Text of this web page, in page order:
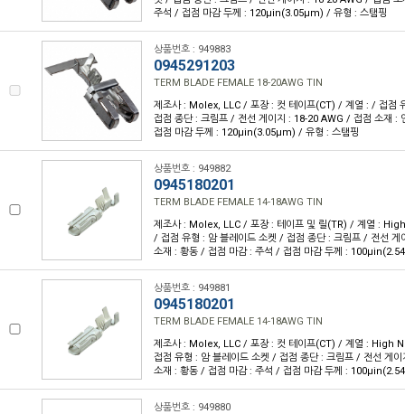
주석 / 접점 마감 두께 : 120µin(3.05µm) / 유형 : 스탬핑
상품번호 : 949883
0945291203
TERM BLADE FEMALE 18-20AWG TIN
제조사 : Molex, LLC / 포장 : 컷 테이프(CT) / 계열 : / 접점
접점 종단 : 크림프 / 전선 게이지 : 18-20 AWG / 접점 소재 :
접점 마감 두께 : 120µin(3.05µm) / 유형 : 스탬핑
상품번호 : 949882
0945180201
TERM BLADE FEMALE 14-18AWG TIN
제조사 : Molex, LLC / 포장 : 테이프 및 릴(TR) / 계열 :
/ 접점 유형 : 암 블레이드 소켓 / 접점 종단 : 크림프 / 전선
소재 : 황동 / 접점 마감 : 주석 / 접점 마감 두께 :
상품번호 : 949881
0945180201
TERM BLADE FEMALE 14-18AWG TIN
제조사 : Molex, LLC / 포장 : 컷 테이프(CT) / 계열 : High
접점 유형 : 암 블레이드 소켓 / 접점 종단 : 크림프 / 전선 게
소재 : 황동 / 접점 마감 : 주석 / 접점 마감 두께 :
상품번호 : 949880